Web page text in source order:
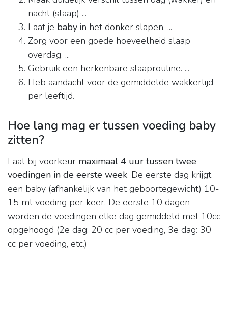
nacht (slaap) ...
Laat je baby in het donker slapen. ...
Zorg voor een goede hoeveelheid slaap
overdag. ...
Gebruik een herkenbare slaaproutine. ...
Heb aandacht voor de gemiddelde wakkertijd
per leeftijd.
Hoe lang mag er tussen voeding baby
zitten?
Laat bij voorkeur maximaal 4 uur tussen twee
voedingen in de eerste week. De eerste dag krijgt
een baby (afhankelijk van het geboortegewicht) 10-
15 ml voeding per keer. De eerste 10 dagen
worden de voedingen elke dag gemiddeld met 10cc
opgehoogd (2e dag: 20 cc per voeding, 3e dag: 30
cc per voeding, etc.)